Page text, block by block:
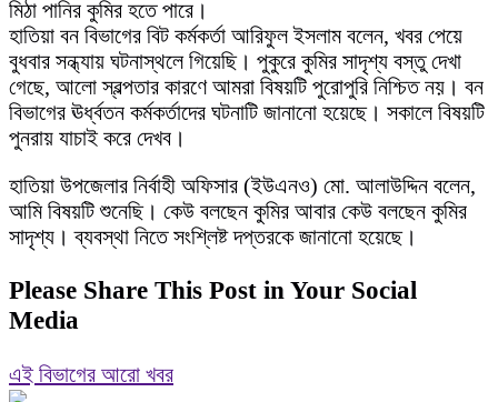
মিঠা পানির কুমির হতে পারে।
হাতিয়া বন বিভাগের বিট কর্মকর্তা আরিফুল ইসলাম বলেন, খবর পেয়ে
বুধবার সন্ধ্যায় ঘটনাস্থলে গিয়েছি। পুকুরে কুমির সাদৃশ্য বস্তু দেখা
গেছে, আলো স্বল্পতার কারণে আমরা বিষয়টি পুরোপুরি নিশ্চিত নয়। বন
বিভাগের ঊর্ধ্বতন কর্মকর্তাদের ঘটনাটি জানানো হয়েছে। সকালে বিষয়টি
পুনরায় যাচাই করে দেখব।
হাতিয়া উপজেলার নির্বাহী অফিসার (ইউএনও) মো. আলাউদ্দিন বলেন,
আমি বিষয়টি শুনেছি। কেউ বলছেন কুমির আবার কেউ বলছেন কুমির
সাদৃশ্য। ব্যবস্থা নিতে সংশ্লিষ্ট দপ্তরকে জানানো হয়েছে।
Please Share This Post in Your Social
Media
এই বিভাগের আরো খবর